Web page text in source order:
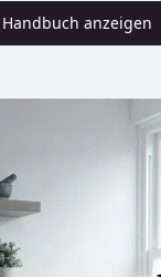
Handbuch anzeigen